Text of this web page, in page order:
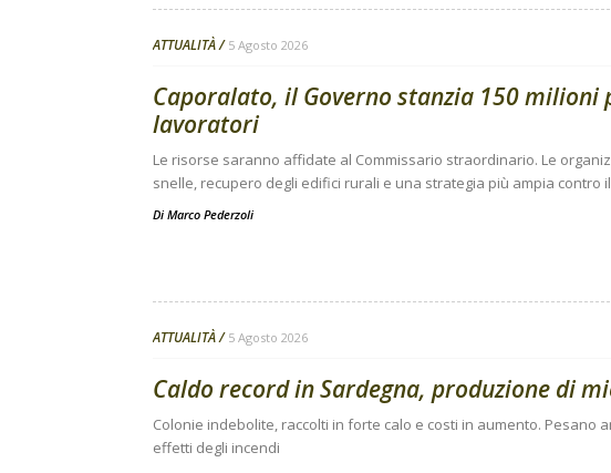
ATTUALITÀ 5 Agosto 2026
Caporalato, il Governo stanzia 150 milioni
lavoratori
Le risorse saranno affidate al Commissario straordinario. Le
snelle, recupero degli edifici rurali e una strategia più ampia contro
Di Marco Pederzoli
ATTUALITÀ 5 Agosto 2026
Caldo record in Sardegna, produzione di
Colonie indebolite, raccolti in forte calo e costi in aumento. Pesano
effetti degli incendi